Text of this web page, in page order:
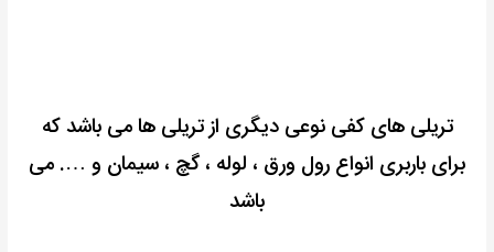
تریلی های کفی نوعی دیگری از تریلی ها می باشد که
برای باربری انواع رول ورق ، لوله ، گچ ، سیمان و …. می
باشد